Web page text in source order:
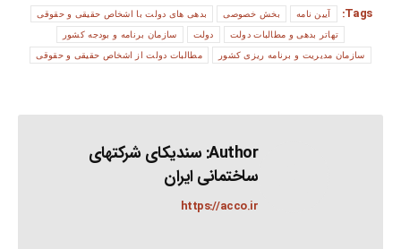
Tags:
آیین نامه بخش خصوصی بدهی های دولت با اشخاص حقیقی و حقوقی
تهاتر بدهی و مطالبات دولت دولت سازمان برنامه و بودجه کشور
سازمان مدیریت و برنامه ریزی کشور مطالبات دولت از اشخاص حقیقی و حقوقی
Author: سندیکای شرکتهای
ساختمانی ایران
https://acco.ir